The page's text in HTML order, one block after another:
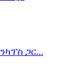
ጋር...